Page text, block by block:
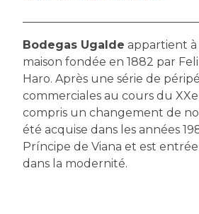
Bodegas Ugalde appartient à
maison fondée en 1882 par
Haro. Après une série de
commerciales au cours du
compris un changement de
été acquise dans les années
Príncipe de Viana et est
dans la modernité.